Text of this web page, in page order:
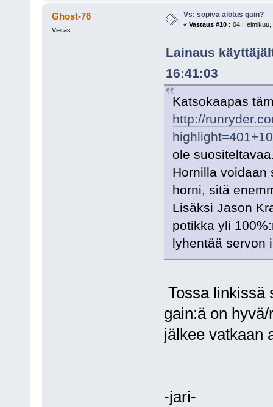
Ghost-76
Vieras
Vs: sopiva alotus gain?
« Vastaus #10 : 04 Helmikuu,
Lainaus
16:41:03
Katsokaapas
http://
ole
Hornilla voidaan
horni, sitä
Lisäksi Jason
potikka yli
lyhentää servon
Tossa linkissä
gain:ä on
jälkee vatkaan
-jari-